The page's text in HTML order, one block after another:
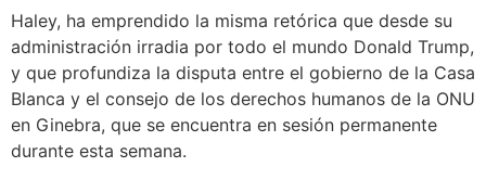
Haley, ha emprendido la misma retórica que desde su
administración irradia por todo el mundo Donald Trump,
y que profundiza la disputa entre el gobierno de la Casa
Blanca y el consejo de los derechos humanos de la ONU
en Ginebra, que se encuentra en sesión permanente
durante esta semana.